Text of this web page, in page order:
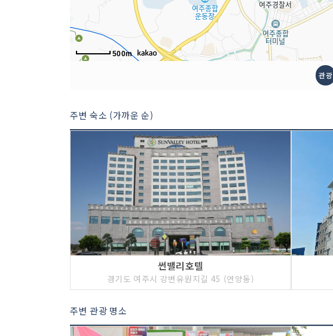
500m
관광
주변 숙소 (가까운 순)
썬밸리호텔
경기도 여주시 강변유원지길 45 (연양동)
주변 관광 명소